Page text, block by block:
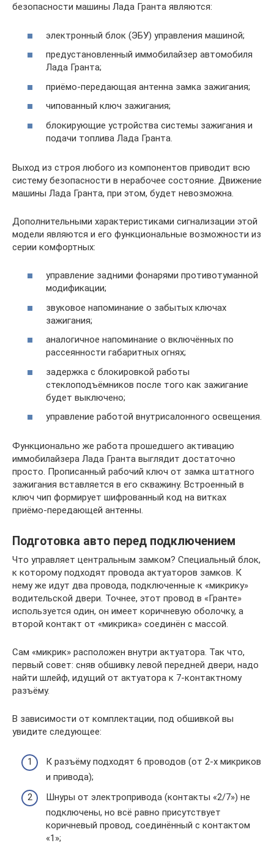
безопасности машины Лада Гранта являются:
электронный блок (ЭБУ) управления машиной;
предустановленный иммобилайзер автомобиля
Лада Гранта;
приёмо-передающая антенна замка зажигания;
чипованный ключ зажигания;
блокирующие устройства системы зажигания и
подачи топлива Лада Гранта.
Выход из строя любого из компонентов приводит всю
систему безопасности в нерабочее состояние. Движение
машины Лада Гранта, при этом, будет невозможна.
Дополнительными характеристиками сигнализации этой
модели являются и его функциональные возможности из
серии комфортных:
управление задними фонарями противотуманной
модификации;
звуковое напоминание о забытых ключах
зажигания;
аналогичное напоминание о включённых по
рассеянности габаритных огнях;
задержка с блокировкой работы
стеклоподъёмников после того как зажигание
будет выключено;
управление работой внутрисалонного освещения.
Функционально же работа прошедшего активацию
иммобилайзера Лада Гранта выглядит достаточно
просто. Прописанный рабочий ключ от замка штатного
зажигания вставляется в его скважину. Встроенный в
ключ чип формирует шифрованный код на витках
приёмо-передающей антенны.
Подготовка авто перед подключением
Что управляет центральным замком? Специальный блок,
к которому подходят провода актуаторов замков. К
нему же идут два провода, подключенные к «микрику»
водительской двери. Точнее, этот провод в «Гранте»
используется один, он имеет коричневую оболочку, а
второй контакт от «микрика» соединён с массой.
Сам «микрик» расположен внутри актуатора. Так что,
первый совет: сняв обшивку левой передней двери, надо
найти шлейф, идущий от актуатора к 7-контактному
разъёму.
В зависимости от комплектации, под обшивкой вы
увидите следующее:
К разъёму подходят 6 проводов (от 2-х микриков
и привода);
Шнуры от электропривода (контакты «2/7») не
подключены, но всё равно присутствует
коричневый провод, соединённый с контактом
«1»;